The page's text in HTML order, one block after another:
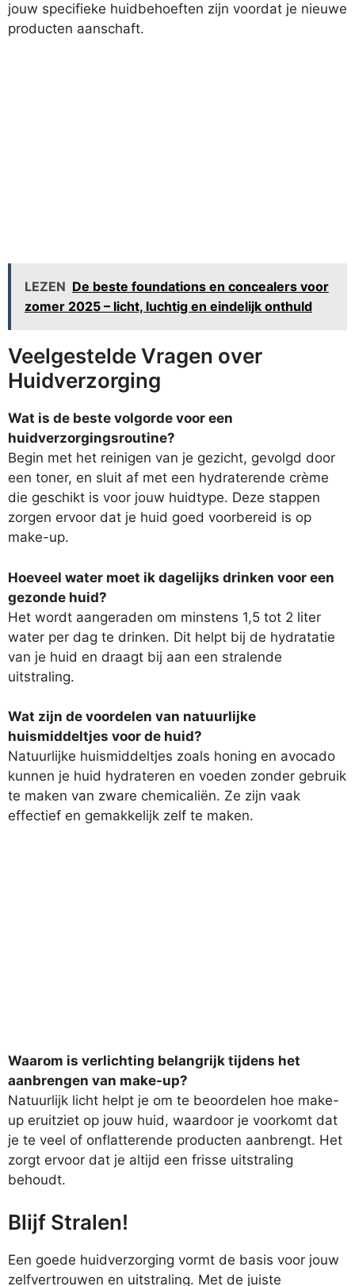
jouw specifieke huidbehoeften zijn voordat je nieuwe
producten aanschaft.
LEZEN De beste foundations en concealers voor
zomer 2025 – licht, luchtig en eindelijk onthuld
Veelgestelde Vragen over
Huidverzorging
Wat is de beste volgorde voor een
huidverzorgingsroutine?
Begin met het reinigen van je gezicht, gevolgd door
een toner, en sluit af met een hydraterende crème
die geschikt is voor jouw huidtype. Deze stappen
zorgen ervoor dat je huid goed voorbereid is op
make-up.
Hoeveel water moet ik dagelijks drinken voor een
gezonde huid?
Het wordt aangeraden om minstens 1,5 tot 2 liter
water per dag te drinken. Dit helpt bij de hydratatie
van je huid en draagt bij aan een stralende
uitstraling.
Wat zijn de voordelen van natuurlijke
huismiddeltjes voor de huid?
Natuurlijke huismiddeltjes zoals honing en avocado
kunnen je huid hydrateren en voeden zonder gebruik
te maken van zware chemicaliën. Ze zijn vaak
effectief en gemakkelijk zelf te maken.
Waarom is verlichting belangrijk tijdens het
aanbrengen van make-up?
Natuurlijk licht helpt je om te beoordelen hoe make-
up eruitziet op jouw huid, waardoor je voorkomt dat
je te veel of onflatterende producten aanbrengt. Het
zorgt ervoor dat je altijd een frisse uitstraling
behoudt.
Blijf Stralen!
Een goede huidverzorging vormt de basis voor jouw
zelfvertrouwen en uitstraling. Met de juiste